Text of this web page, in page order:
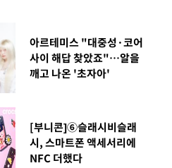
아르테미스 "대중성·코어
사이 해답 찾았죠"…알을
깨고 나온 '초자아'
[부니콘]⑥슬래시비슬래
시, 스마트폰 액세서리에
NFC 더했다